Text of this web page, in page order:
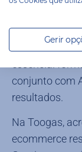
mais eficazes
substituem, o
conjunto com
resultados.
Na Toogas,
ecommerce
Gerir